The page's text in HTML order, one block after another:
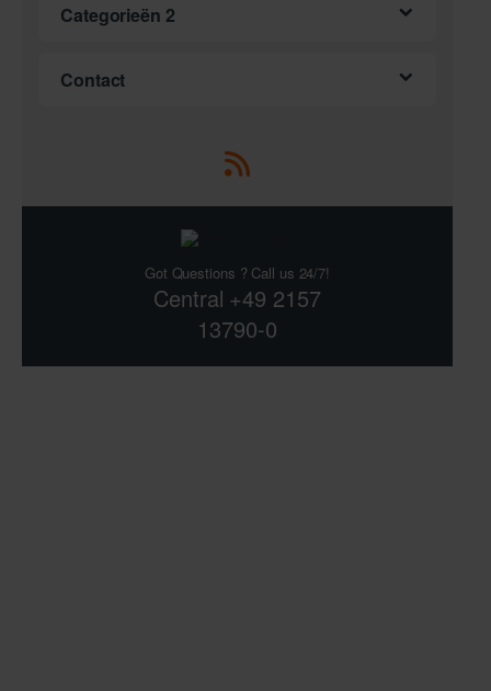
Categorieën 2
Contact
Got Questions ? Call us 24/7!
Central +49 2157
13790-0